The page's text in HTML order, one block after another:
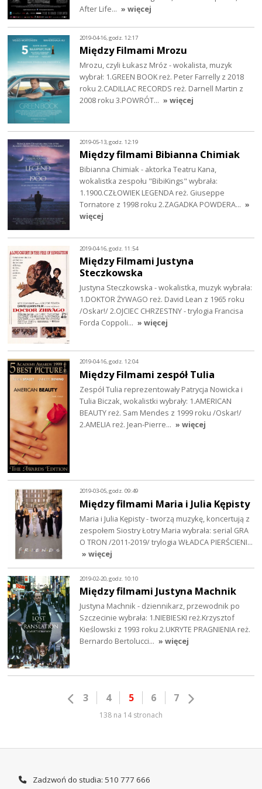
After Life… » więcej
2019-04-16, godz. 12:17
Między Filmami Mrozu
Mrozu, czyli Łukasz Mróz - wokalista, muzyk
wybrał: 1.GREEN BOOK reż. Peter Farrelly z 2018
roku 2.CADILLAC RECORDS reż. Darnell Martin z
2008 roku 3.POWRÓT… » więcej
2019-05-13, godz. 12:19
Między filmami Bibianna Chimiak
Bibianna Chimiak - aktorka Teatru Kana,
wokalistka zespołu "BibiKings" wybrała:
1.1900.CZŁOWIEK LEGENDA reż. Giuseppe
Tornatore z 1998 roku 2.ZAGADKA POWDERA… »
więcej
2019-04-16, godz. 11:54
Między Filmami Justyna
Steczkowska
Justyna Steczkowska - wokalistka, muzyk wybrała:
1.DOKTOR ŻYWAGO reż. David Lean z 1965 roku
/Oskar!/ 2.OJCIEC CHRZESTNY - trylogia Francisa
Forda Coppoli… » więcej
2019-04-16, godz. 12:04
Między Filmami zespół Tulia
Zespół Tulia reprezentowały Patrycja Nowicka i
Tulia Biczak, wokalistki wybrały: 1.AMERICAN
BEAUTY reż. Sam Mendes z 1999 roku /Oskar!/
2.AMELIA reż. Jean-Pierre… » więcej
2019-03-05, godz. 09:49
Między filmami Maria i Julia Kępisty
Maria i Julia Kępisty - tworzą muzykę, koncertują z
zespołem Siostry Łotry Maria wybrała: serial GRA
O TRON /2011-2019/ trylogia WŁADCA PIERŚCIENI…
» więcej
2019-02-20, godz. 10:10
Między filmami Justyna Machnik
Justyna Machnik - dziennikarz, przewodnik po
Szczecinie wybrała: 1.NIEBIESKI reż.Krzysztof
Kieślowski z 1993 roku 2.UKRYTE PRAGNIENIA reż.
Bernardo Bertolucci… » więcej
3 4 5 6 7
138 na 14 stronach
Zadzwoń do studia: 510 777 666